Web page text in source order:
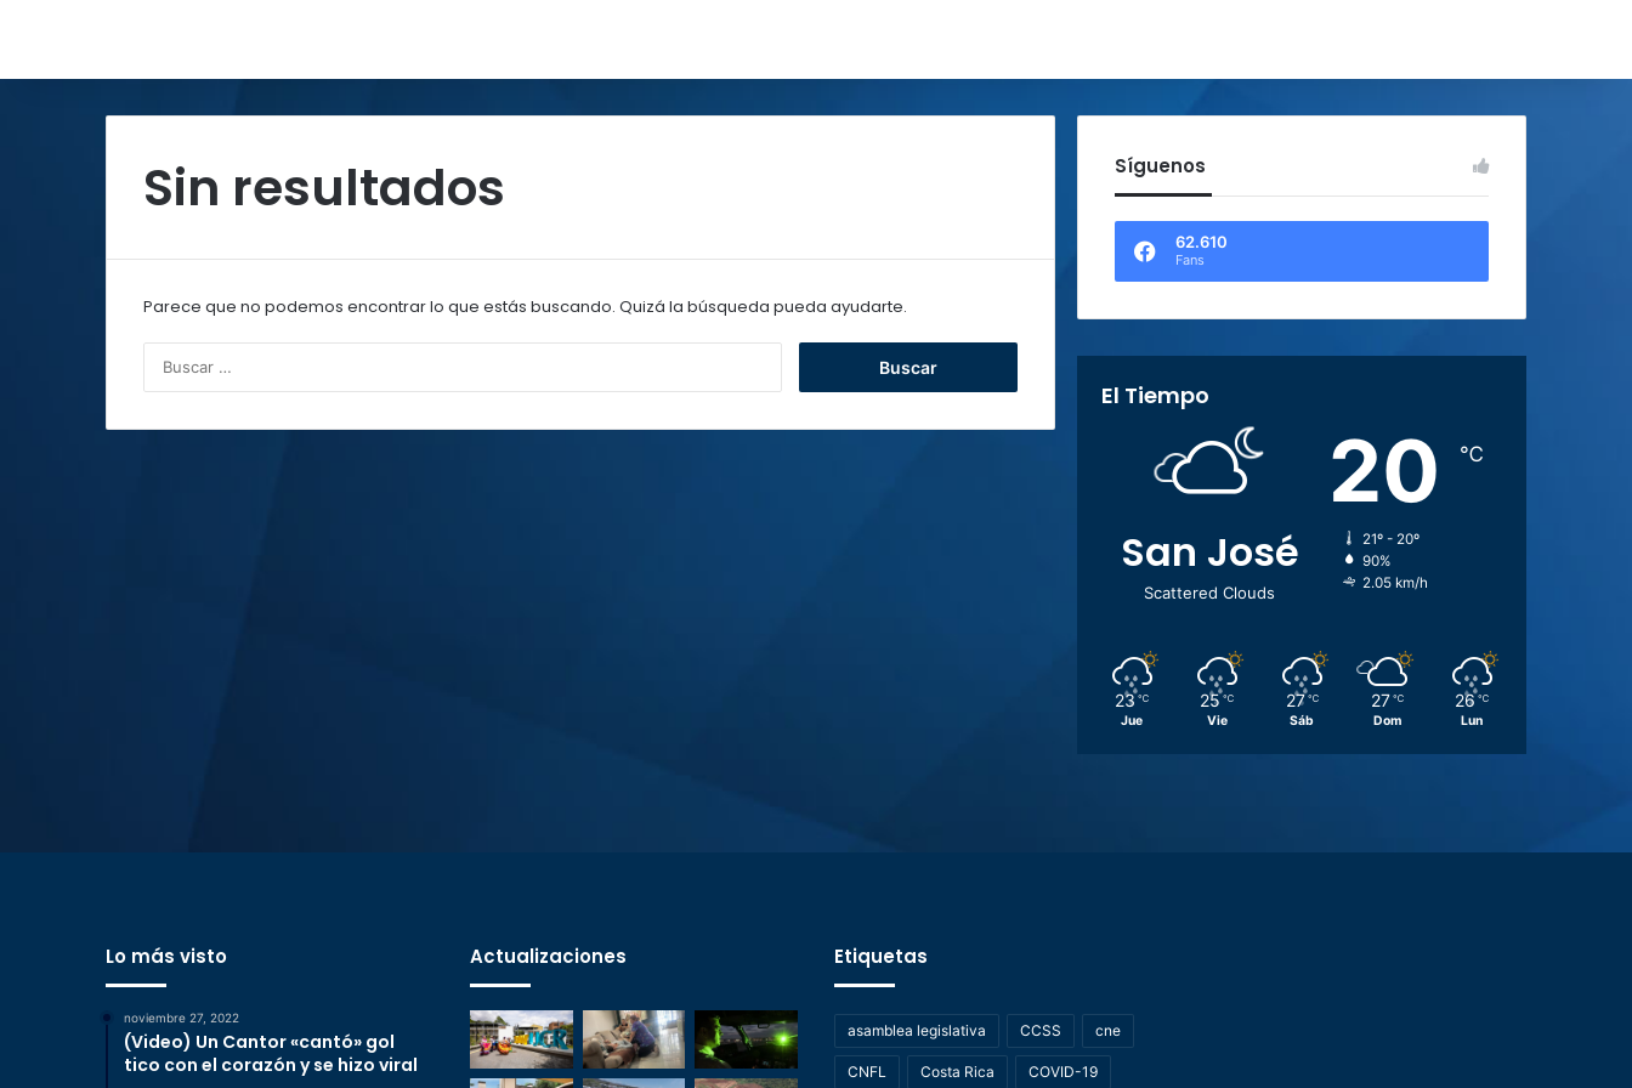
Sin resultados
Parece que no podemos encontrar lo que estás buscando. Quizá la búsqueda pueda ayudarte.
c
Síguenos
62.610
Fans
El Tiempo
San José
Scattered Clouds
20 ℃
21º - 20º
90%
2.05 km/h
23 ℃
Jue
25 ℃
Vie
27 ℃
Sáb
27 ℃
Dom
26 ℃
Lun
Lo más visto
noviembre 27, 2022
(Video) Un Cantor «cantó» gol
tico con el corazón y se hizo viral
Actualizaciones Etiquetas
asamblea legislativa CCSS cne
CNFL Costa Rica COVID-19